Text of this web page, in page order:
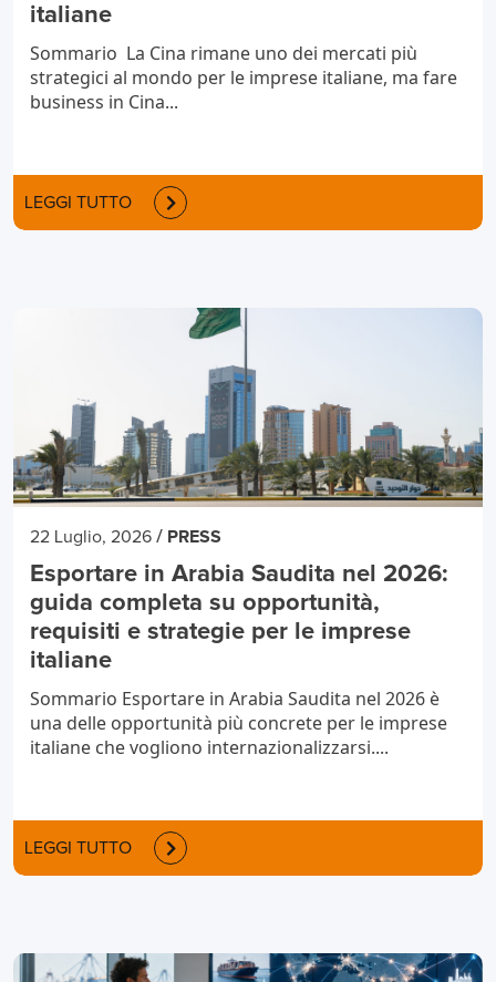
italiane
Sommario La Cina rimane uno dei mercati più
strategici al mondo per le imprese italiane, ma fare
business in Cina...
LEGGI TUTTO
22 Luglio, 2026 / PRESS
Esportare in Arabia Saudita nel 2026:
guida completa su opportunità,
requisiti e strategie per le imprese
italiane
Sommario Esportare in Arabia Saudita nel 2026 è
una delle opportunità più concrete per le imprese
italiane che vogliono internazionalizzarsi....
LEGGI TUTTO